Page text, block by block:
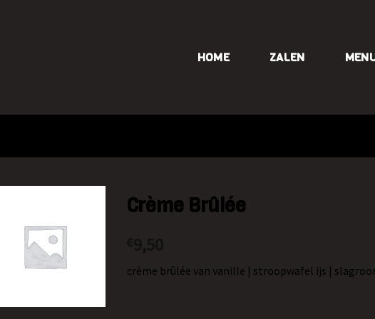
HOME ZALEN
Crème Brûlée
crème brûlée van vanille | stroopwafel ijs |